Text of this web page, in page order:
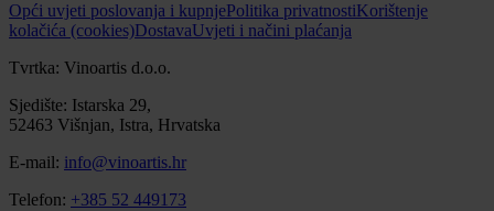
Opći uvjeti poslovanja i kupnjePolitika privatnostiKorištenje
kolačića (cookies)DostavaUvjeti i načini plaćanja
Tvrtka: Vinoartis d.o.o.
Sjedište: Istarska 29,
52463 Višnjan, Istra, Hrvatska
E-mail: info@vinoartis.hr
Telefon: +385 52 449173